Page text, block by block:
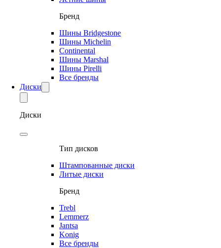
Бренд
Шины Bridgestone
Шины Michelin
Continental
Шины Marshal
Шины Pirelli
Все бренды
Диски
Диски
Тип дисков
Штампованные диски
Литые диски
Бренд
Trebl
Lemmerz
Jantsa
Konig
Все бренды